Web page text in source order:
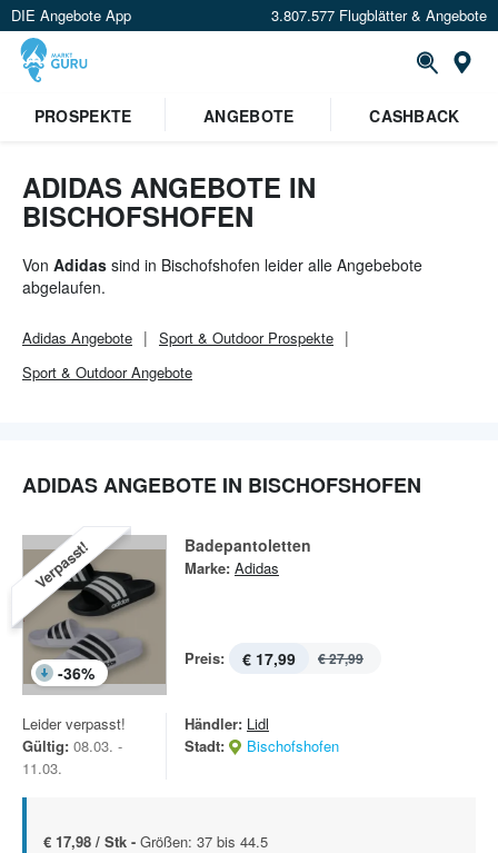
DIE Angebote App 3.807.577 Flugblätter & Angebote
PROSPEKTE
ANGEBOTE CASHBACK
ADIDAS ANGEBOTE IN
BISCHOFSHOFEN
Von Adidas sind in Bischofshofen leider alle Angebebote
abgelaufen.
Adidas Angebote Sport & OutdoorProspekte
Sport & OutdoorAngebote
ADIDAS ANGEBOTE IN BISCHOFSHOFEN
Verpasst!
-36%
Badepantoletten
Marke: Adidas
Preis: € 17,99 € 27,99
Leider verpasst!
Gültig: 08.03. -
11.03.
Händler: Lidl
Stadt:
Bischofshofen
€ 17,98 / Stk - Größen: 37 bis 44.5